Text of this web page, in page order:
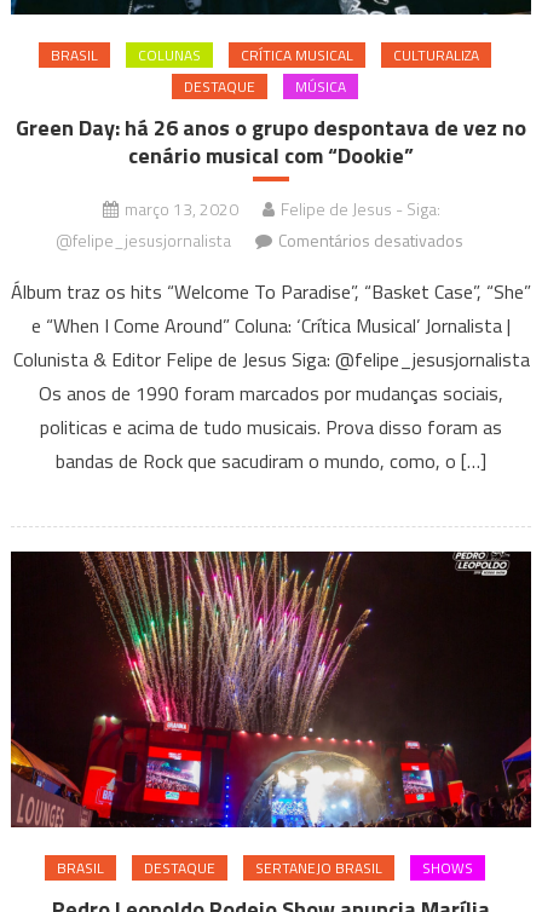
BRASIL COLUNAS CRÍTICA MUSICAL
CULTURALIZA
DESTAQUE
MÚSICA
Green Day: há 26 anos o grupo despontava de vez no
cenário musical com “Dookie”
março 13, 2020
Felipe de Jesus - Siga:
@felipe_jesusjornalista
Comentários desativadosem
Day:
há
26
anos
o
grupo
no
Álbum traz os hits “Welcome To Paradise”, “Basket Case”, “She”
e “When I Come Around” Coluna: ‘Crítica Musical’ Jornalista |
Colunista & Editor Felipe de Jesus Siga: @felipe_jesusjornalista
Os anos de 1990 foram marcados por mudanças sociais,
politicas e acima de tudo musicais. Prova disso foram as
bandas de Rock que sacudiram o mundo, como, o […]
BRASIL DESTAQUE SERTANEJO BRASIL SHOWS